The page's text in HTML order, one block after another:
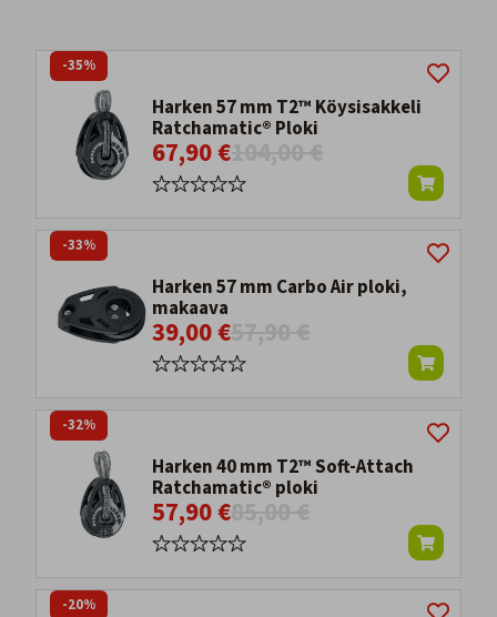
Harken 57 mm T2™ Köysisakkeli
Ratchamatic® Ploki
67,90 €
-35%
Harken 57 mm Carbo Air ploki,
makaava
39,00 €
-33%
Harken 40 mm T2™ Soft-Attach
Ratchamatic® ploki
57,90 €
-32%
-20%